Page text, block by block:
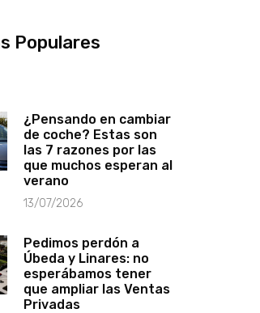
Populares
¿Pensando en cambiar
de coche? Estas son
las 7 razones por las
que muchos esperan al
verano
13/07/2026
Pedimos perdón a
Úbeda y Linares: no
esperábamos tener
que ampliar las Ventas
Privadas